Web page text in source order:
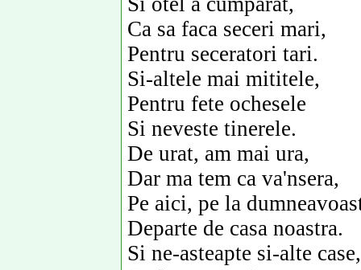
Ca sa faca seceri mari,
Pentru seceratori tari.
Si-altele mai mititele,
Pentru fete ochesele
Si neveste tinerele.
De urat, am mai ura,
Dar ma tem ca va'nsera,
Pe aici, pe la
Departe de casa noastra.
Si ne-asteapte si-alte case,